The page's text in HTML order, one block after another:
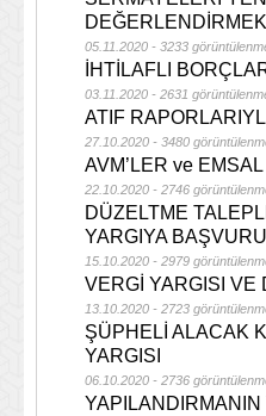
DEĞERLENDİRMEK
05.11.2020 - 3233
İHTİLAFLI
03.11.2020 - 2631
ATIF
27.10.2020 - 3480
AVM’LER ve
22.10.2020 - 2746
DÜZELTME
YARGIYA BAŞVURU
15.10.2020 - 2979
VERGİ YARGISI VE
13.10.2020 - 2723
ŞÜPHELİ ALACAK
YARGISI
06.10.2020 - 2736
YAPILANDIRMANIN